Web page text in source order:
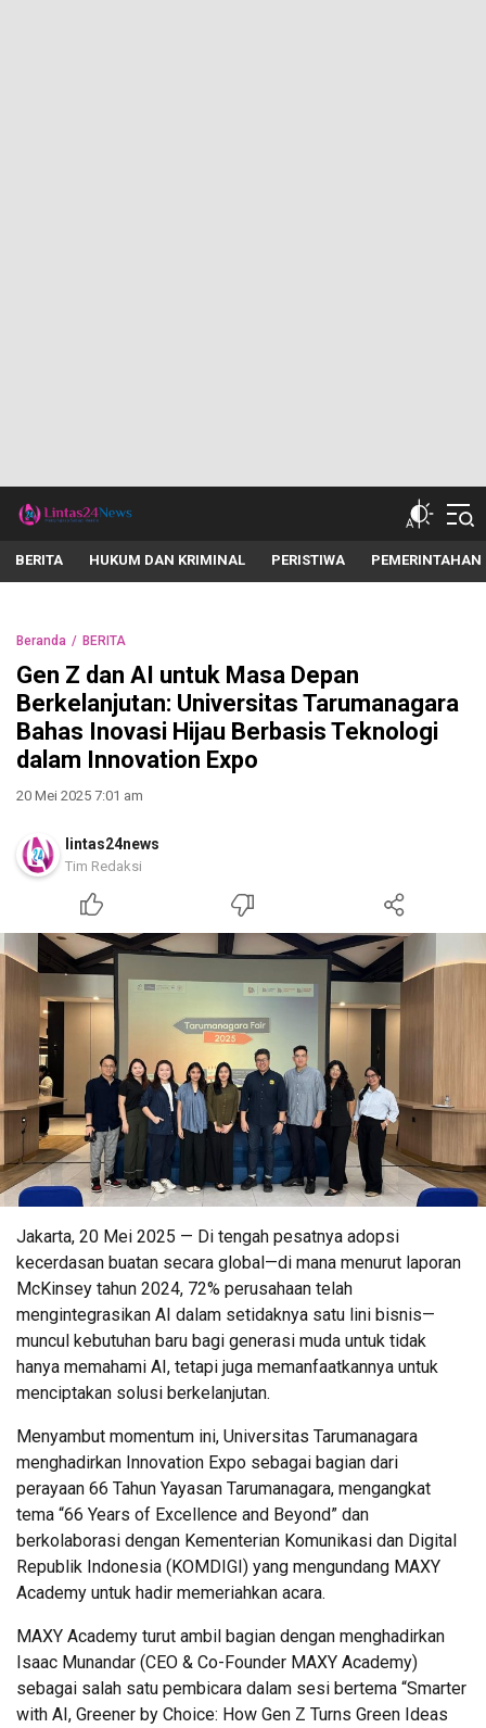
lintas24news.com
Menyingkap Setiap Realita
BERITA HUKUM DAN KRIMINAL PERISTIWA PEMERINTAHAN
Beranda BERITA
Gen Z dan AI untuk Masa Depan
Berkelanjutan: Universitas Tarumanagara
Bahas Inovasi Hijau Berbasis Teknologi
dalam Innovation Expo
20 Mei 2025 7:01 am
lintas24news
Tim Redaksi
Jakarta, 20 Mei 2025 — Di tengah pesatnya adopsi
kecerdasan buatan secara global—di mana menurut laporan
McKinsey tahun 2024, 72% perusahaan telah
mengintegrasikan AI dalam setidaknya satu lini bisnis—
muncul kebutuhan baru bagi generasi muda untuk tidak
hanya memahami AI, tetapi juga memanfaatkannya untuk
menciptakan solusi berkelanjutan.
Menyambut momentum ini, Universitas Tarumanagara
menghadirkan Innovation Expo sebagai bagian dari
perayaan 66 Tahun Yayasan Tarumanagara, mengangkat
tema “66 Years of Excellence and Beyond” dan
berkolaborasi dengan Kementerian Komunikasi dan Digital
Republik Indonesia (KOMDIGI) yang mengundang MAXY
Academy untuk hadir memeriahkan acara.
MAXY Academy turut ambil bagian dengan menghadirkan
Isaac Munandar (CEO & Co-Founder MAXY Academy)
sebagai salah satu pembicara dalam sesi bertema “Smarter
with AI, Greener by Choice: How Gen Z Turns Green Ideas